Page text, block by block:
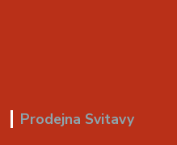
Prodejna Svitavy